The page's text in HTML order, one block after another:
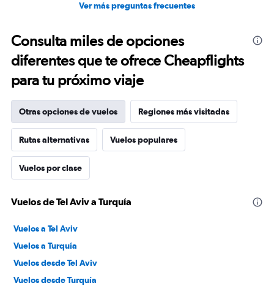
Ver más preguntas frecuentes
Consulta miles de opciones
diferentes que te ofrece Cheapflights
para tu próximo viaje
Otras opciones de vuelos Regiones más visitadas
Rutas alternativas Vuelos populares
Vuelos por clase
Vuelos de Tel Aviv a Turquía
Vuelos a Tel Aviv
Vuelos a Turquía
Vuelos desde Tel Aviv
Vuelos desde Turquía